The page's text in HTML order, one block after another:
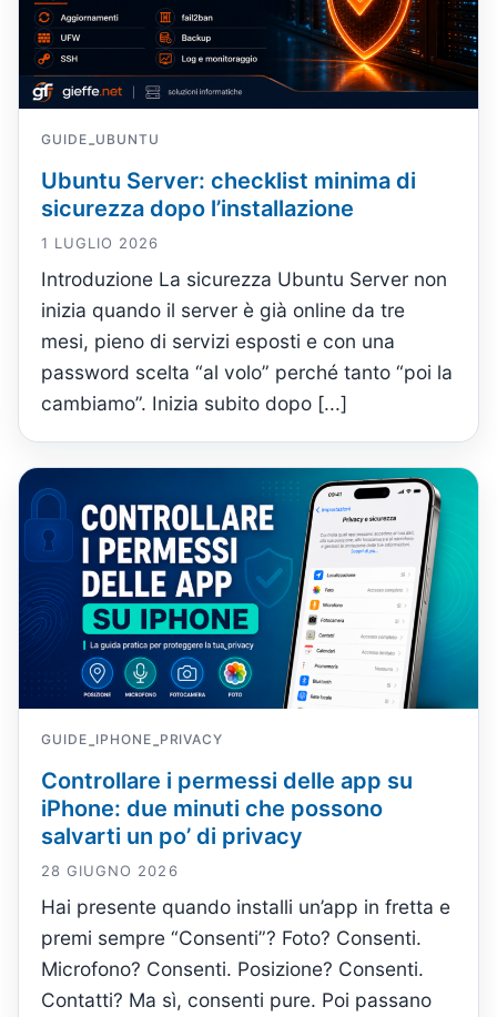
GUIDE-UBUNTU
Ubuntu Server: checklist minima di
sicurezza dopo l’installazione
1 LUGLIO 2026
Introduzione La sicurezza Ubuntu Server non
inizia quando il server è già online da tre
mesi, pieno di servizi esposti e con una
password scelta “al volo” perché tanto “poi la
cambiamo”. Inizia subito dopo [...]
GUIDE-IPHONE-PRIVACY
Controllare i permessi delle app su
iPhone: due minuti che possono
salvarti un po’ di privacy
28 GIUGNO 2026
Hai presente quando installi un’app in fretta e
premi sempre “Consenti”? Foto? Consenti.
Microfono? Consenti. Posizione? Consenti.
Contatti? Ma sì, consenti pure. Poi passano